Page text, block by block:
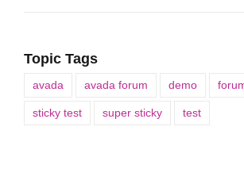
Topic Tags
avada avada forum demo
sticky test super sticky test